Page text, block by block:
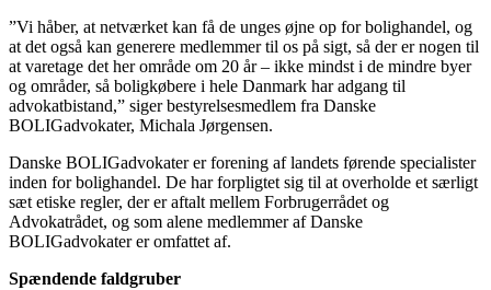
”Vi håber, at netværket kan få de unges øjne op for bolighandel, og
at det også kan generere medlemmer til os på sigt, så der er nogen til
at varetage det her område om 20 år – ikke mindst i de mindre byer
og områder, så boligkøbere i hele Danmark har adgang til
advokatbistand,” siger bestyrelsesmedlem fra Danske
BOLIGadvokater, Michala Jørgensen.
Danske BOLIGadvokater er forening af landets førende specialister
inden for bolighandel. De har forpligtet sig til at overholde et særligt
sæt etiske regler, der er aftalt mellem Forbrugerrådet og
Advokatrådet, og som alene medlemmer af Danske
BOLIGadvokater er omfattet af.
Spændende faldgruber